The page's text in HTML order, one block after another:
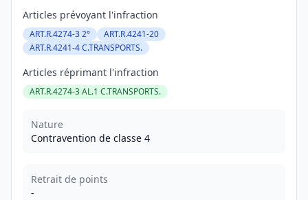
Articles prévoyant l'infraction
ART.R.4274-3 2°
ART.R.4241-20
ART.R.4241-4 C.TRANSPORTS.
Articles réprimant l'infraction
ART.R.4274-3 AL.1 C.TRANSPORTS.
Nature
Contravention de classe 4
Retrait de points
-